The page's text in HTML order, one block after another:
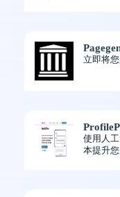
立即将
使用人
本提升您